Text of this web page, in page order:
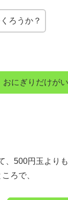
ろうか？
にぎりだけがい
、500円玉より
ろで、